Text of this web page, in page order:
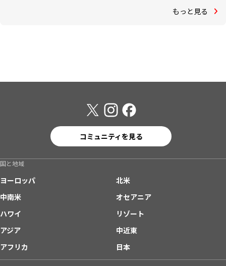
もっと見る
コミュニティを見る
国と地域
ヨーロッパ
北米
中南米
オセアニア
ハワイ
リゾート
アジア
中近東
アフリカ
日本